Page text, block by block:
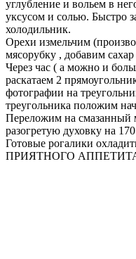
углубление и вольем в
уксусом и солью. Быстро
холодильник.
Орехи измельчим
мясорубку , добавим
Через час ( а можно и
раскатаем 2
фотографии на
треугольника положим
Переложим на смазанный
разогретую духовку на
Готовые рогалики
ПРИЯТНОГО